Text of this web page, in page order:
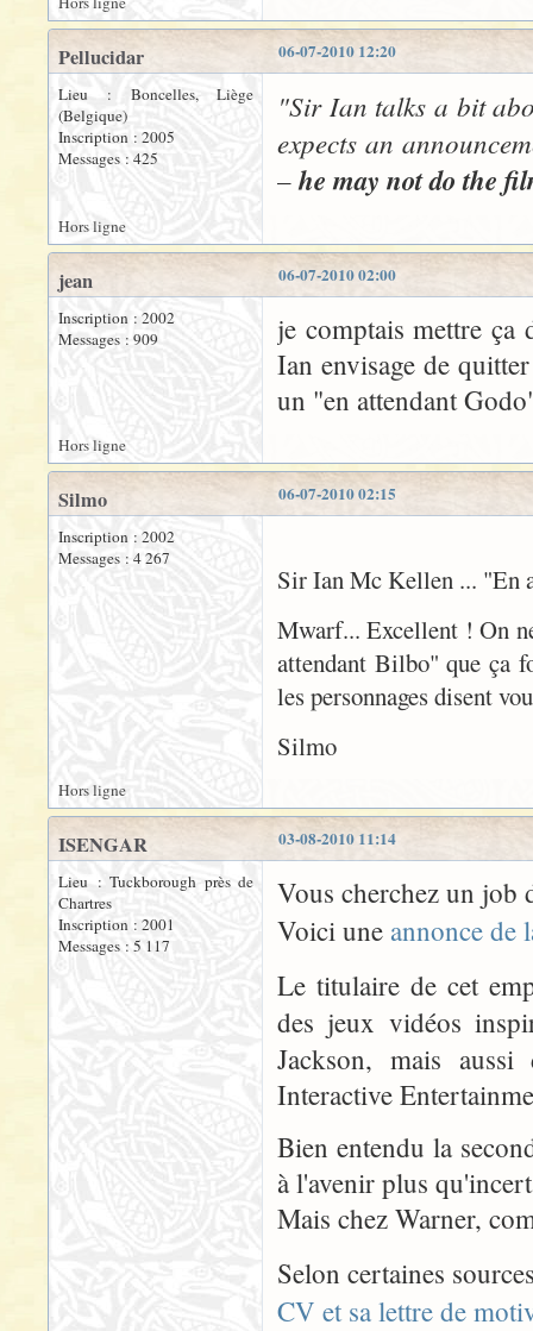
06-07-2010 12:20
Pellucidar
Lieu : Boncelles, Liège
(Belgique)
Inscription : 2005
Messages : 425
"Sir Ian talks a bit
expects an
–he may not do the
Hors ligne
06-07-2010 02:00
jean
Inscription : 2002
Messages : 909
je comptais mettre ça
Ian envisage de
un "en attendant
Hors ligne
06-07-2010 02:15
Silmo
Inscription : 2002
Messages : 4 267
Sir Ian Mc Kellen ... "En
Mwarf... Excellent ! On
attendant Bilbo" que ça
les personnages disent
Silmo
Hors ligne
03-08-2010 11:14
ISENGAR
Lieu : Tuckborough près de
Chartres
Inscription : 2001
Messages : 5 117
Vous cherchez un job
Voici une annonce de
Le titulaire de cet
des jeux vidéos
Jackson, mais
Interactive
Bien entendu la
à l'avenir plus
Mais chez Warner,
Selon certaines
CV et sa lettre de